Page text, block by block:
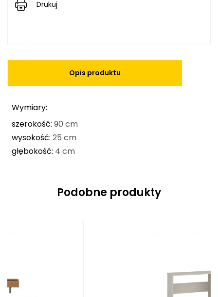
Drukuj
Opis produktu
Wymiary:
szerokość: 90 cm
wysokość: 25 cm
głębokość: 4 cm
Podobne produkty